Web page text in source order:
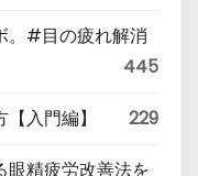
。#目の疲れ解消
445
入門編】 229
眼精疲労改善法を